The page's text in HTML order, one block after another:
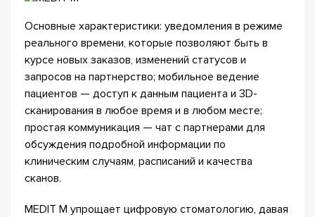
Основные характеристики: уведомления в режиме
реального времени, которые позволяют быть в
курсе новых заказов, изменений статусов и
запросов на партнерство; мобильное ведение
пациентов — доступ к данным пациента и 3D-
сканирования в любое время и в любом месте;
простая коммуникация — чат с партнерами для
обсуждения подробной информации по
клиническим случаям, расписаний и качества
сканов.
MEDIT M упрощает цифровую стоматологию, давая